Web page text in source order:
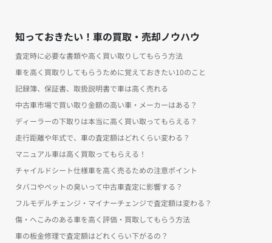
知っておきたい！車の買取・売却ノウハウ
査定時に必要な書類や高く買い取りしてもらう方法
車を高く買取りしてもらうために覚えておきたい10のこと
記録簿、保証書、取扱説明書で車は高く売れる
中古車市場で買い取り金額の高い車・メーカーはある？
ディーラーの下取りは本当に高く買い取ってもらえる？
走行距離や年式で、車の査定額はどれくらい変わる？
マニュアル車は高く買取ってもらえる！
チャイルドシート仕様車を高く売るための注意ポイント
タバコやペットの臭いって中古車査定に影響する？
フルモデルチェンジ・マイナーチェンジで査定額は変わる？
傷・へこみのある車を高く評価・買取してもらう方法
車の板金修理で査定額はどれくらい下がるの？